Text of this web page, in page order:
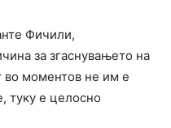
Фичили,
за згаснувањето на
во моментов не им е
туку е целосно